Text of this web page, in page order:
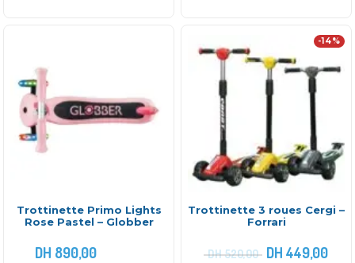
Trottinette Primo Lights
Rose Pastel – Globber
DH 890,00
-14%
Trottinette 3 roues Cergi –
Forrari
DH520,00 DH 449,00